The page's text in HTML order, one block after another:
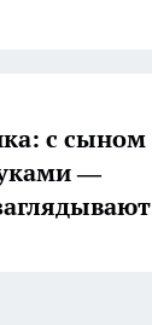
с сыном
—